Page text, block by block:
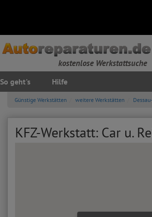
kostenlose Werkstattsuche
So geht's Hilfe
Günstige Werkstätten weitere Werkstätten
KFZ-Werkstatt: Car u.